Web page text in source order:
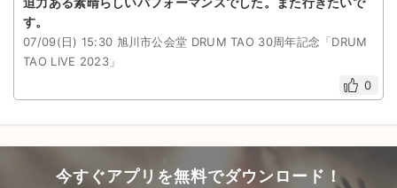
す。
07/09(日) 15:30 旭川市公会堂 DRUM TAO 30周年記念「DRUM
TAO LIVE 2023」
0
今すぐアプリを無料でダウンロード！